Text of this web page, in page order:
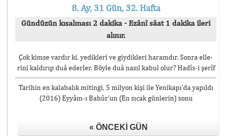
8. Ay, 31 Gün, 32. Hafta
Gündüzün kısalması 2 dakika - Ezânî sâat 1 dakika ileri
alınır.
Çok kimse vardır ki, yedikleri ve giydikleri haramdır. Sonra elle-
rini kaldırıp duâ ederler. Böyle duâ nasıl kabul olur? Hadîs-i şerîf
Tarihin en kalabalık mitingi, 5 milyon kişi ile Yenikapı’da yapıldı
(2016) Eyyâm-ı Bahûr’un (En sıcak günlerin) sonu
« ÖNCEKI GÜN